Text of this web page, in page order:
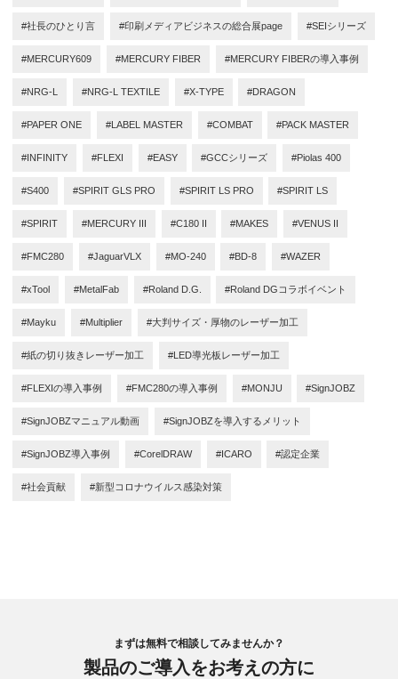
#社長のひとり言 #印刷メディアビジネスの総合展page #SEIシリーズ
#MERCURY609 #MERCURY FIBER #MERCURY FIBERの導入事例
#NRG-L #NRG-L TEXTILE #X-TYPE #DRAGON
#PAPER ONE #LABEL MASTER #COMBAT #PACK MASTER
#INFINITY #FLEXI #EASY #GCCシリーズ #Piolas 400
#S400 #SPIRIT GLS PRO #SPIRIT LS PRO #SPIRIT LS
#SPIRIT #MERCURY III #C180 II #MAKES #VENUS II
#FMC280 #JaguarVLX #MO-240 #BD-8 #WAZER
#xTool #MetalFab #Roland D.G. #Roland DGコラボイベント
#Mayku #Multiplier #大判サイズ・厚物のレーザー加工
#紙の切り抜きレーザー加工 #LED導光板レーザー加工
#FLEXIの導入事例 #FMC280の導入事例 #MONJU #SignJOBZ
#SignJOBZマニュアル動画 #SignJOBZを導入するメリット
#SignJOBZ導入事例 #CorelDRAW #ICARO #認定企業
#社会貢献 #新型コロナウイルス感染対策
まずは無料で相談してみませんか？
製品のご導入をお考えの方に